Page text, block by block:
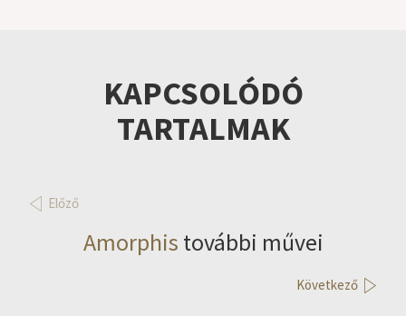
KAPCSOLÓDÓ
TARTALMAK
Előző
Amorphis további művei
Következő